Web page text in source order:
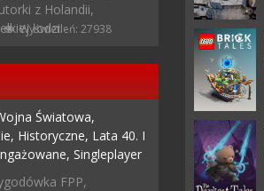
z Holandii,
łodzi.
Wyświetleń: 27938
Światowa,
Historyczne, Lata 40. I
Singleplayer
FPP,